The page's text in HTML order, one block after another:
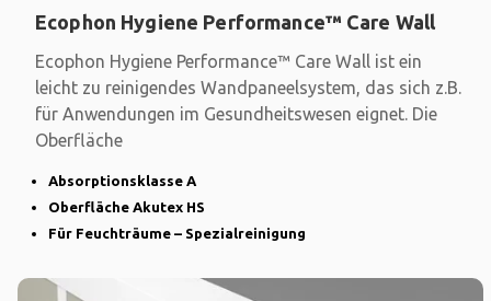
Ecophon Hygiene Performance™ Care Wall
Ecophon Hygiene Performance™ Care Wall ist ein
leicht zu reinigendes Wandpaneelsystem, das sich z.B.
für Anwendungen im Gesundheitswesen eignet. Die
Oberfläche
Absorptionsklasse A
Oberfläche Akutex HS
Für Feuchträume – Spezialreinigung